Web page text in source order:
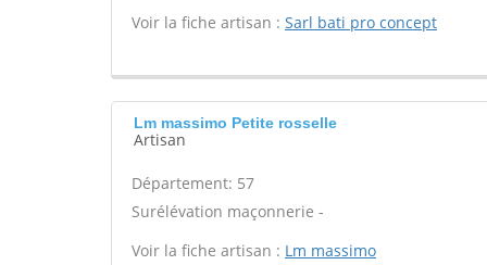
Voir la fiche artisan : Sarl bati pro concept
Lm massimo Petite rosselle
Artisan
Département: 57
Surélévation maçonnerie -
Voir la fiche artisan : Lm massimo